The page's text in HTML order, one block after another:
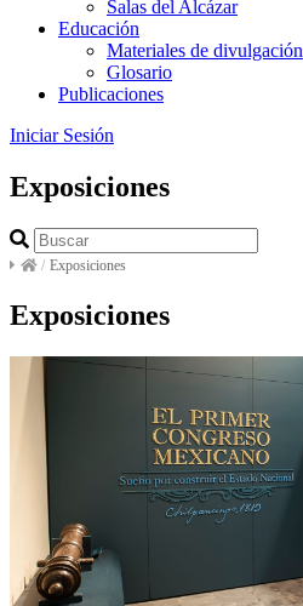
Salas del Alcázar
Educación
Materiales de divulgación
Glosario
Publicaciones
Iniciar Sesión
Exposiciones
/ Exposiciones
Exposiciones